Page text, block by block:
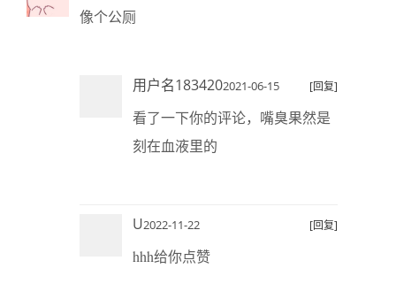
像个公厕
用户名1834202021-06-15 [回复]
看了一下你的评论，嘴臭果然是
刻在血液里的
U2022-11-22 [回复]
hhh给你点赞